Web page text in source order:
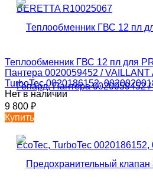
Теплообменник ГВС 12 пл для
Пантера 0020059452 / VAILLANT
TurboTec 0020186152,
Нет в наличии
9 800 ₽
Купить